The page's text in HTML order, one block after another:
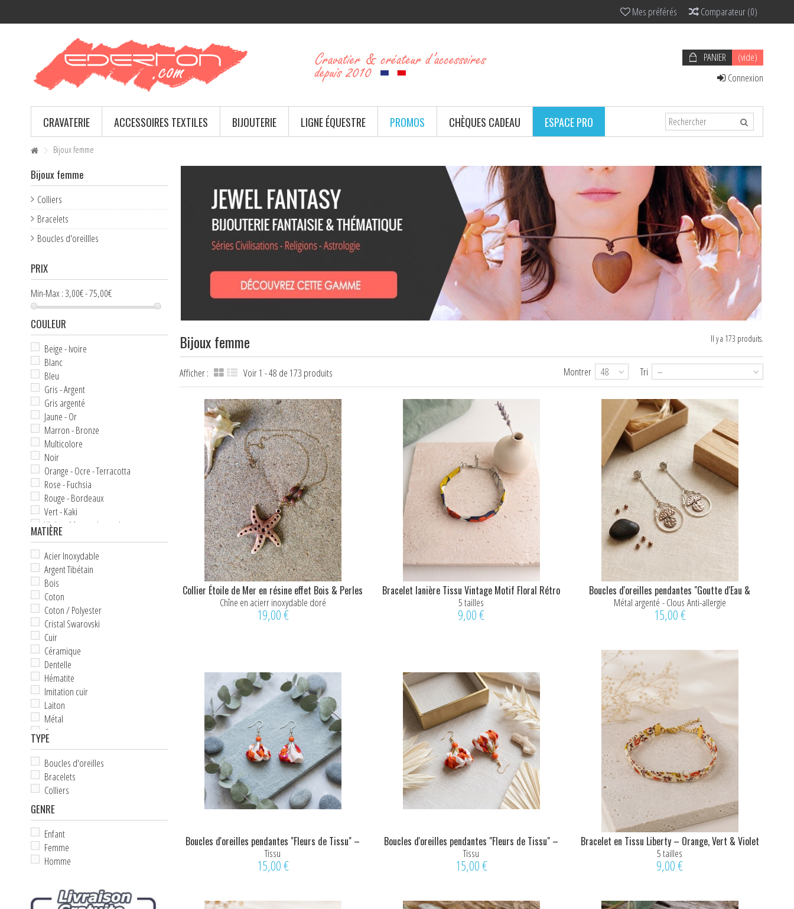
Comparateur(0)
Mes préférés
PANIER
(vide)
Connexion
CRAVATERIE ACCESSOIRES TEXTILES BIJOUTERIE LIGNE ÉQUESTRE PROMOS CHÈQUES CADEAU ESPACE PRO
Bijoux femme
Bijoux femme
Colliers
Bracelets
Boucles d'oreillles
PRIX
Min-Max :3,00€ - 75,00€
COULEUR
Beige - Ivoire
Blanc
Bleu
Gris - Argent
Gris argenté
Jaune - Or
Marron - Bronze
Multicolore
Noir
Orange - Ocre - Terracotta
Rose - Fuchsia
Rouge - Bordeaux
Vert - Kaki
Violet - Mauve - Lavande
MATIÈRE
Acier Inoxydable
Argent Tibétain
Bois
Coton
Coton / Polyester
Cristal Swarovski
Cuir
Céramique
Dentelle
Hématite
Imitation cuir
Laiton
Métal
Organza
Os
Perles
Pierre naturelle
Plaqué Argent
Plume naturelle
Polyester
Résine
Satin
Strass
Tulle
TYPE
Boucles d'oreilles
Bracelets
Colliers
GENRE
Enfant
Femme
Homme
Bijoux femme Il y a 173 produits.
Afficher : Voir 1 - 48 de 173 produits Tri --
Montrer 48
Collier Étoile de Mer en résine effet Bois & Perles
chêne
Chîne en acierr inoxydable doré
19,00 €
Bracelet lanière Tissu Vintage Motif Floral Rétro
5 tailles
9,00 €
Boucles d'oreilles pendantes "Goutte d'Eau &
Pampilles"
Métal argenté - Clous Anti-allergie
15,00 €
Boucles d'oreilles pendantes "Fleurs de Tissu" –
Orange,...
Tissu
15,00 €
Boucles d'oreilles pendantes "Fleurs de Tissu" –
Orange,...
Tissu
15,00 €
Bracelet en Tissu Liberty – Orange, Vert & Violet
foncé
5 tailles
9,00 €